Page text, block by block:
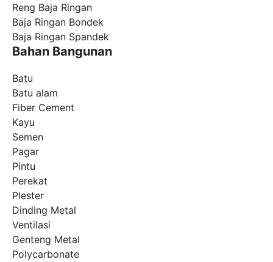
Reng Baja Ringan
Baja Ringan Bondek
Baja Ringan Spandek
Bahan Bangunan
Batu
Batu alam
Fiber Cement
Kayu
Semen
Pagar
Pintu
Perekat
Plester
Dinding Metal
Ventilasi
Genteng Metal
Polycarbonate